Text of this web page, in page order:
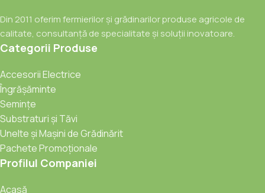
Din 2011 oferim fermierilor și grădinarilor produse agricole de
calitate, consultanță de specialitate și soluții inovatoare.
Categorii Produse
Accesorii Electrice
Îngrășăminte
Semințe
Substraturi și Tăvi
Unelte și Mașini de Grădinărit
Pachete Promoționale
Profilul Companiei
Acasă